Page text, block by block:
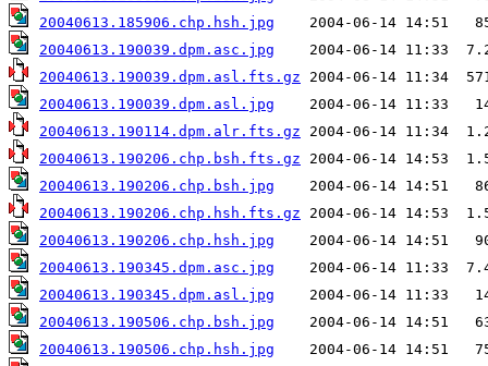
20040613.185906.chp.hsh.jpg
20040613.190039.dpm.asc.jpg
20040613.190039.dpm.asl.fts.gz
20040613.190039.dpm.asl.jpg
20040613.190114.dpm.alr.fts.gz
20040613.190206.chp.bsh.fts.gz
20040613.190206.chp.bsh.jpg
20040613.190206.chp.hsh.fts.gz
20040613.190206.chp.hsh.jpg
20040613.190345.dpm.asc.jpg
20040613.190345.dpm.asl.jpg
20040613.190506.chp.bsh.jpg
20040613.190506.chp.hsh.jpg